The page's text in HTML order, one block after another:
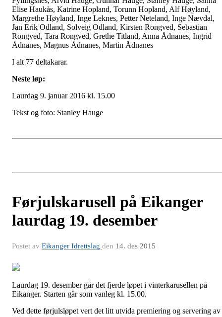
Elise Haukås, Katrine Hopland, Torunn Hopland, Alf Høyland,
Margrethe Høyland, Inge Leknes, Petter Neteland, Inge Nævdal,
Jan Erik Odland, Solveig Odland, Kirsten Rongved, Sebastian
Rongved, Tara Rongved, Grethe Titland, Anna Ådnanes, Ingrid
Ådnanes, Magnus Ådnanes, Martin Ådnanes
I alt 77 deltakarar.
Neste løp:
Laurdag 9. januar 2016 kl. 15.00
Tekst og foto: Stanley Hauge
Førjulskarusell på Eikanger
laurdag 19. desember
Postet av Eikanger Idrettslag den 14. des 2015
Laurdag 19. desember går det fjerde løpet i vinterkarusellen på
Eikanger. Starten går som vanleg kl. 15.00.
Ved dette førjulsløpet vert det litt utvida premiering og servering av